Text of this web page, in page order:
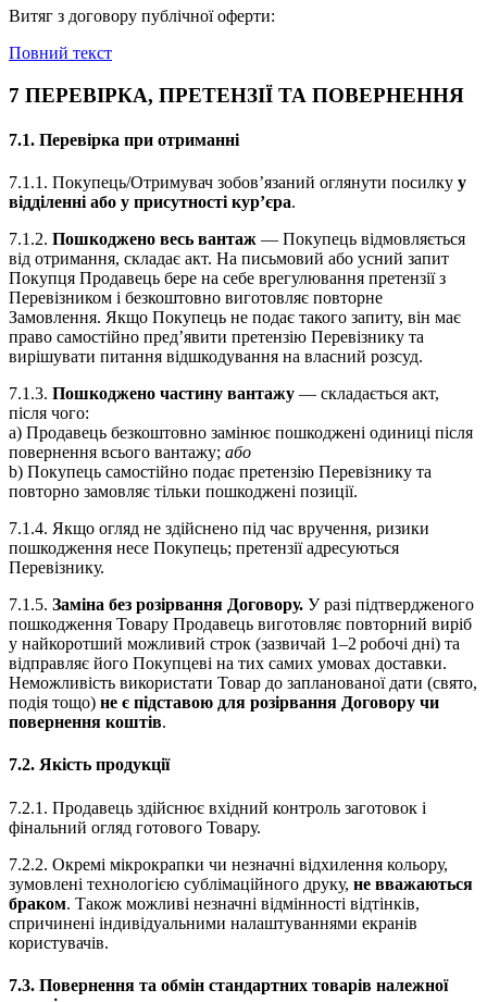
Витяг з договору публічної оферти:
Повний текст
7 ПЕРЕВІРКА, ПРЕТЕНЗІЇ ТА ПОВЕРНЕННЯ
7.1. Перевірка при отриманні
7.1.1. Покупець/Отримувач зобов’язаний оглянути посилку у
відділенні або у присутності кур’єра.
7.1.2. Пошкоджено весь вантаж — Покупець відмовляється
від отримання, складає акт. На письмовий або усний запит
Покупця Продавець бере на себе врегулювання претензії з
Перевізником і безкоштовно виготовляє повторне
Замовлення. Якщо Покупець не подає такого запиту, він має
право самостійно пред’явити претензію Перевізнику та
вирішувати питання відшкодування на власний розсуд.
7.1.3. Пошкоджено частину вантажу — складається акт,
після чого:
a) Продавець безкоштовно замінює пошкоджені одиниці після
повернення всього вантажу; або
b) Покупець самостійно подає претензію Перевізнику та
повторно замовляє тільки пошкоджені позиції.
7.1.4. Якщо огляд не здійснено під час вручення, ризики
пошкодження несе Покупець; претензії адресуються
Перевізнику.
7.1.5. Заміна без розірвання Договору. У разі підтвердженого
пошкодження Товару Продавець виготовляє повторний виріб
у найкоротший можливий строк (зазвичай 1–2 робочі дні) та
відправляє його Покупцеві на тих самих умовах доставки.
Неможливість використати Товар до запланованої дати (свято,
подія тощо) не є підставою для розірвання Договору чи
повернення коштів.
7.2. Якість продукції
7.2.1. Продавець здійснює вхідний контроль заготовок і
фінальний огляд готового Товару.
7.2.2. Окремі мікрокрапки чи незначні відхилення кольору,
зумовлені технологією сублімаційного друку, не вважаються
браком. Також можливі незначні відмінності відтінків,
спричинені індивідуальними налаштуваннями екранів
користувачів.
7.3. Повернення та обмін стандартних товарів належної